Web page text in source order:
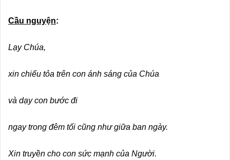
Cầu nguyện:
Lạy Chúa,
xin chiếu tỏa trên con ánh sáng của Chúa
và dạy con bước đi
ngay trong đêm tối cũng như giữa ban ngày.
Xin truyền cho con sức mạnh của Người.